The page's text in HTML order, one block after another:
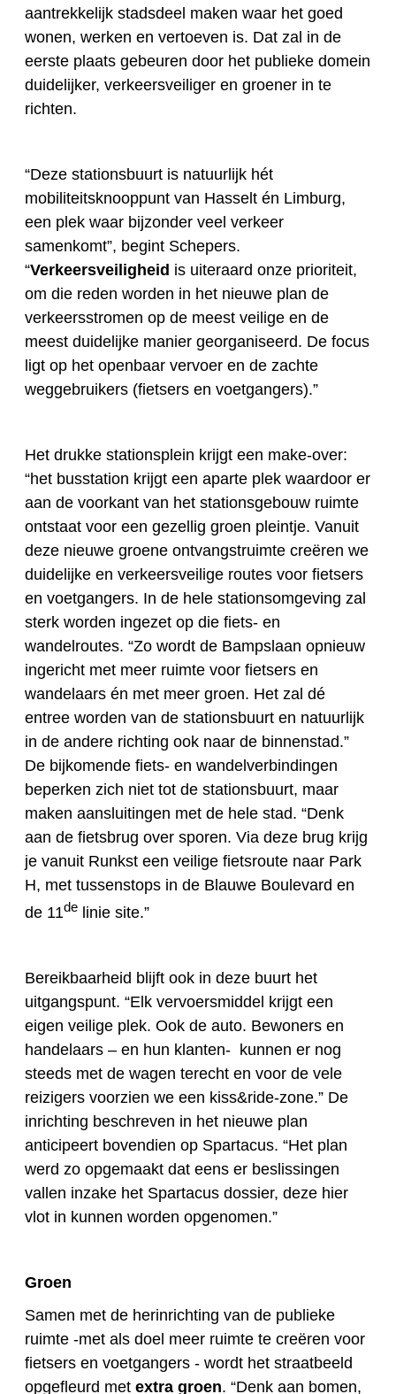
aantrekkelijk stadsdeel maken waar het goed
wonen, werken en vertoeven is. Dat zal in de
eerste plaats gebeuren door het publieke domein
duidelijker, verkeersveiliger en groener in te
richten.
“Deze stationsbuurt is natuurlijk hét
mobiliteitsknooppunt van Hasselt én Limburg,
een plek waar bijzonder veel verkeer
samenkomt”, begint Schepers.
“Verkeersveiligheid is uiteraard onze prioriteit,
om die reden worden in het nieuwe plan de
verkeersstromen op de meest veilige en de
meest duidelijke manier georganiseerd. De focus
ligt op het openbaar vervoer en de zachte
weggebruikers (fietsers en voetgangers).”
Het drukke stationsplein krijgt een make-over:
“het busstation krijgt een aparte plek waardoor er
aan de voorkant van het stationsgebouw ruimte
ontstaat voor een gezellig groen pleintje. Vanuit
deze nieuwe groene ontvangstruimte creëren we
duidelijke en verkeersveilige routes voor fietsers
en voetgangers. In de hele stationsomgeving zal
sterk worden ingezet op die fiets- en
wandelroutes. “Zo wordt de Bampslaan opnieuw
ingericht met meer ruimte voor fietsers en
wandelaars én met meer groen. Het zal dé
entree worden van de stationsbuurt en natuurlijk
in de andere richting ook naar de binnenstad.”
De bijkomende fiets- en wandelverbindingen
beperken zich niet tot de stationsbuurt, maar
maken aansluitingen met de hele stad. “Denk
aan de fietsbrug over sporen. Via deze brug krijg
je vanuit Runkst een veilige fietsroute naar Park
H, met tussenstops in de Blauwe Boulevard en
de 11de linie site.”
Bereikbaarheid blijft ook in deze buurt het
uitgangspunt. “Elk vervoersmiddel krijgt een
eigen veilige plek. Ook de auto. Bewoners en
handelaars – en hun klanten- kunnen er nog
steeds met de wagen terecht en voor de vele
reizigers voorzien we een kiss&ride-zone.” De
inrichting beschreven in het nieuwe plan
anticipeert bovendien op Spartacus. “Het plan
werd zo opgemaakt dat eens er beslissingen
vallen inzake het Spartacus dossier, deze hier
vlot in kunnen worden opgenomen.”
Groen
Samen met de herinrichting van de publieke
ruimte -met als doel meer ruimte te creëren voor
fietsers en voetgangers - wordt het straatbeeld
opgefleurd met extra groen. “Denk aan bomen,